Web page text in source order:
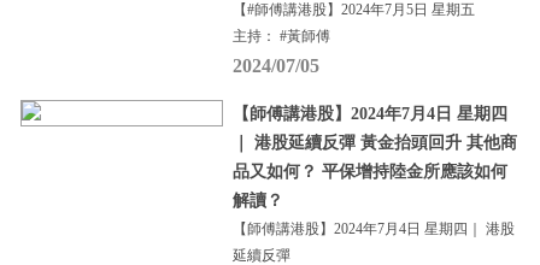
【#師傅講港股】2024年7月5日 星期五
主持： #黃師傅
2024/07/05
【師傅講港股】2024年7月4日 星期四
｜ 港股延續反彈 黃金抬頭回升 其他商
品又如何？ 平保增持陸金所應該如何
解讀？
【師傅講港股】2024年7月4日 星期四｜ 港股
延續反彈